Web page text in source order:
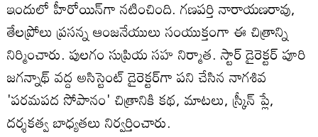
ఇందులో హీరోయిన్‌గా నటించింది. గణపర్తి నారాయణరావు,
తేలప్రోలు ప్రసన్న ఆంజనేయులు సంయుక్తంగా ఈ చిత్రాన్ని
నిర్మించారు. పులగం సుప్రియ సహ నిర్మాత. స్టార్ డైరెక్టర్ పూరి
జగన్నాథ్ వద్ద అసిస్టెంట్ డైరెక్టర్‌గా పని చేసిన నాగశివ
'పరమపద సోపానం' చిత్రానికి కథ, మాటలు, స్క్రీన్ ప్లే,
దర్శకత్వ బాధ్యతలు నిర్వర్తించారు.